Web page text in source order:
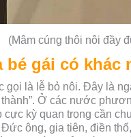
(Mâm cúng thôi nôi đầy
gái có khác
là lễ bỏ nôi. Đây là
Ở các nước
kỳ quan trọng cần
ông, gia tiên, điền